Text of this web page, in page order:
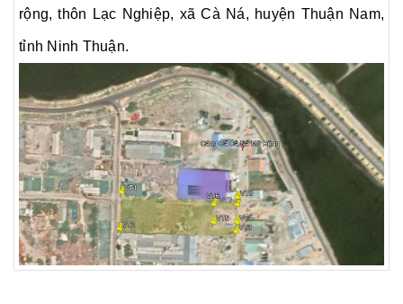
rộng, thôn Lạc Nghiệp, xã Cà Ná, huyện Thuận Nam,
tỉnh Ninh Thuận.